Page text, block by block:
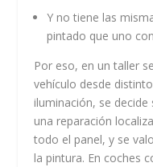
Y no tiene las
pintado que uno
Por eso, en un taller
vehículo desde
iluminación, se
una reparación
todo el panel, y se
la pintura. En coches